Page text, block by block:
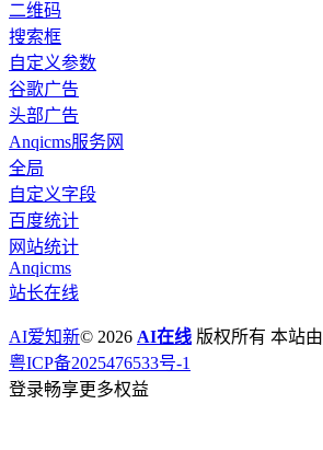
二维码
搜索框
自定义参数
谷歌广告
头部广告
Anqicms服务网
全局
自定义字段
百度统计
网站统计
Anqicms
站长在线
AI爱知新© 2026 AI在线 版权所有 本站由
粤ICP备2025476533号-1
登录畅享更多权益